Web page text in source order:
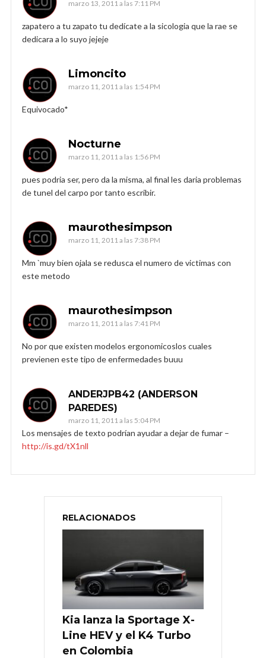
marzo 13, 2011 a las 7:11 PM
zapatero a tu zapato tu dedícate a la sicologia que la rae se
dedicara a lo suyo jejeje
Limoncito
marzo 11, 2011 a las 1:54 PM
Equivocado*
Nocturne
marzo 11, 2011 a las 1:56 PM
pues podria ser, pero da la misma, al final les daria problemas
de tunel del carpo por tanto escribir.
maurothesimpson
marzo 11, 2011 a las 7:38 PM
Mm `muy bien ojala se redusca el numero de victimas con
este metodo
maurothesimpson
marzo 11, 2011 a las 7:41 PM
No por que existen modelos ergonomicoslos cuales
previenen este tipo de enfermedades buuu
ANDERJPB42 (ANDERSON
PAREDES)
marzo 11, 2011 a las 5:04 PM
Los mensajes de texto podrían ayudar a dejar de fumar –
http://is.gd/tX1nll
RELACIONADOS
Kia lanza la Sportage X-
Line HEV y el K4 Turbo
en Colombia